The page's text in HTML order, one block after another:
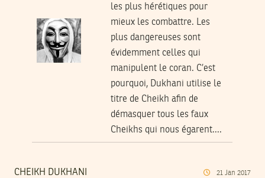
les plus hérétiques pour
mieux les combattre. Les
plus dangereuses sont
évidemment celles qui
manipulent le coran. C’est
pourquoi, Dukhani utilise le
titre de Cheikh afin de
démasquer tous les faux
Cheikhs qui nous égarent....
CHEIKH DUKHANI 21 Jan 2017